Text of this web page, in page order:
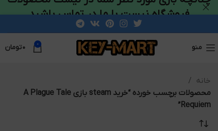
منو 0 ۰تومان
خانه
محصولات برچسب خورده “خرید steam بازی A Plague Tale
Requiem”
فروشگاه نیست با ما در تماس باشید